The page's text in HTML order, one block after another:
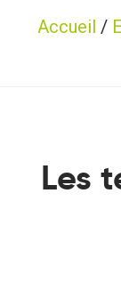
Accueil /
Les